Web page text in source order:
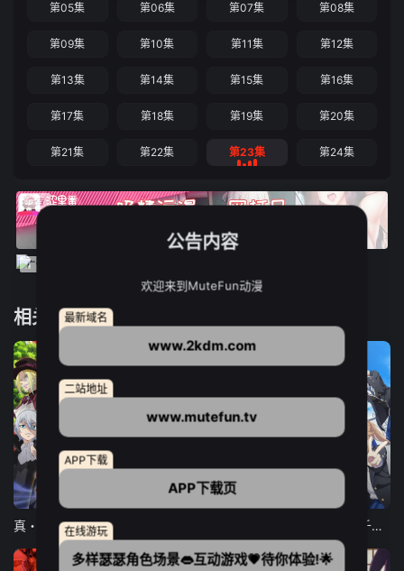
第05集 第06集 第07集 第08集
第09集 第10集 第11集 第12集
第13集 第14集 第15集 第16集
第17集 第18集 第19集 第20集
第21集 第22集 第23集 第24集
相关推荐
12集全
弹珠汽水瓶里的千岁同学
公告内容
欢迎来到MuteFun动漫
最新域名
www.2kdm.com
二站地址
www.mutefun.tv
APP下载
APP下载页
在线游玩
多样瑟瑟角色场景👄互动游戏💗待你体验!🌟